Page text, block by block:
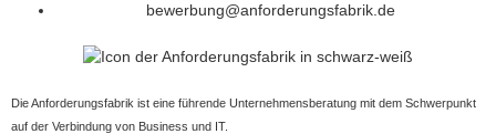
bewerbung@anforderungsfabrik.de
Die Anforderungsfabrik ist eine führende Unternehmensberatung mit dem Schwerpunkt
auf der Verbindung von Business und IT.